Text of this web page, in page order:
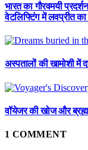
भारत का गौरवमयी
वेटलिफ्टिंग में लवप्रीत का
अस्पतालों की खामोशी में
वॉयेजर की खोज और
1 COMMENT